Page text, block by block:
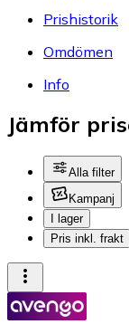
Prishistorik
Omdömen
Info
Jämför
Alla filter
Kampanj
I lager
Pris inkl. frakt